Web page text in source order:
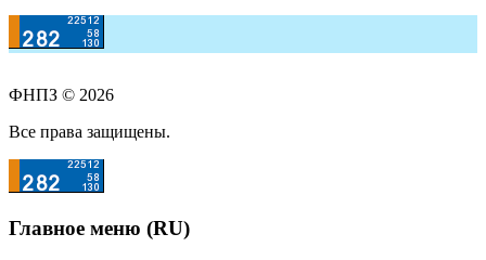
ФНПЗ © 2026
Все права защищены.
Главное меню (RU)